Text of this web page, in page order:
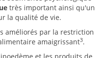
très important ainsi qu'un
la qualité de vie.
améliorés par la restriction
amaigrissant3.